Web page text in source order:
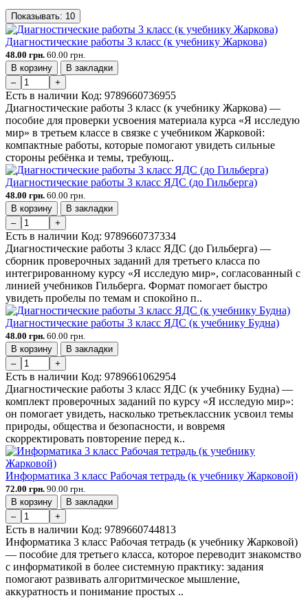
Показывать: 10
Диагностические работы 3 класс (к учебнику Жаркова)
48.00 грн. 60.00 грн.
В корзину
В закладки
–
+
Есть в наличии Код: 9789660736955
Диагностические работы 3 класс (к учебнику Жаркова) —
пособие для проверки усвоения материала курса «Я исследую
мир» в третьем классе в связке с учебником Жарковой:
компактные работы, которые помогают увидеть сильные
стороны ребёнка и темы, требующ..
Диагностические работы 3 класс ЯДС (до Гильберга)
48.00 грн. 60.00 грн.
В корзину
В закладки
–
+
Есть в наличии Код: 9789660737334
Диагностические работы 3 класс ЯДС (до Гильберга) —
сборник проверочных заданий для третьего класса по
интегрированному курсу «Я исследую мир», согласованный с
линией учебников Гильберга. Формат помогает быстро
увидеть пробелы по темам и спокойно п..
Диагностические работы 3 класс ЯДС (к учебнику Будна)
48.00 грн. 60.00 грн.
В корзину
В закладки
–
+
Есть в наличии Код: 9789661062954
Диагностические работы 3 класс ЯДС (к учебнику Будна) —
комплект проверочных заданий по курсу «Я исследую мир»:
он помогает увидеть, насколько третьеклассник усвоил темы
природы, общества и безопасности, и вовремя
скорректировать повторение перед к..
Информатика 3 класс Рабочая тетрадь (к учебнику Жарковой)
72.00 грн. 90.00 грн.
В корзину
В закладки
–
+
Есть в наличии Код: 9789660744813
Информатика 3 класс Рабочая тетрадь (к учебнику Жарковой)
— пособие для третьего класса, которое переводит знакомство
с информатикой в более системную практику: задания
помогают развивать алгоритмическое мышление,
аккуратность и понимание простых ..